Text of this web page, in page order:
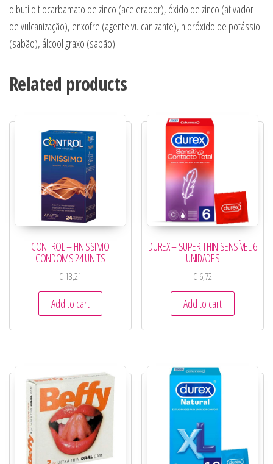
dibutilditiocarbamato de zinco (acelerador), óxido de zinco (ativador
de vulcanização), enxofre (agente vulcanizante), hidróxido de potássio
(sabão), álcool graxo (sabão).
Related products
CONTROL – FINISSIMO
CONDOMS 24 UNITS
€13,21
Add to cart
DUREX – SUPER THIN SENSÍVEL 6
UNIDADES
€ 6,72
Add to cart